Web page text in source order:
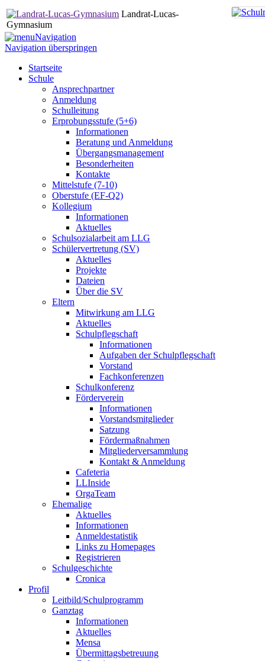
Landrat-Lucas-
Gymnasium
Navigation
Navigation überspringen
Startseite
Schule
Ansprechpartner
Anmeldung
Schulleitung
Erprobungsstufe (5+6)
Informationen
Beratung und Anmeldung
Übergangsmanagement
Besonderheiten
Kontakte
Mittelstufe (7-10)
Oberstufe (EF-Q2)
Kollegium
Informationen
Aktuelles
Schulsozialarbeit am LLG
Schülervertretung (SV)
Aktuelles
Projekte
Dateien
Über die SV
Eltern
Mitwirkung am LLG
Aktuelles
Schulpflegschaft
Informationen
Aufgaben der Schulpflegschaft
Vorstand
Fachkonferenzen
Schulkonferenz
Förderverein
Informationen
Vorstandsmitglieder
Satzung
Fördermaßnahmen
Mitgliederversammlung
Kontakt & Anmeldung
Cafeteria
LLInside
OrgaTeam
Ehemalige
Aktuelles
Informationen
Anmeldestatistik
Links zu Homepages
Registrieren
Schulgeschichte
Cronica
Profil
Leitbild/Schulprogramm
Ganztag
Informationen
Aktuelles
Mensa
Übermittagsbetreuung